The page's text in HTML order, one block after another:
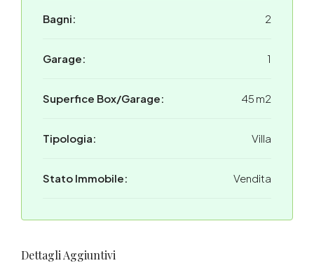
Bagni: 2
Garage: 1
Superfice Box/Garage: 45 m2
Tipologia: Villa
Stato Immobile: Vendita
Dettagli Aggiuntivi